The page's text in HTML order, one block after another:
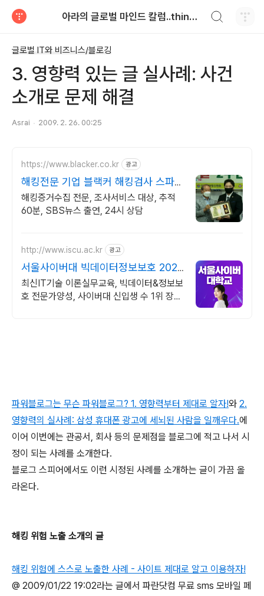
아라의 글로벌 마인드 칼럼..think globally
글로벌 IT와 비즈니스/블로깅
3. 영향력 있는 글 실사례: 사건
소개로 문제 해결
Asrai 2009. 2. 26. 00:25
https://www.blacker.co.kr 광고
해킹전문 기업 블랙커 해킹검사 스파이
앱 탐지 전문
해킹증거수집 전문, 조사서비스 대상, 추적
60분, SBS뉴스 출연, 24시 상담
http://www.iscu.ac.kr 광고
서울사이버대 빅데이터정보보호 2026
가을학기 신편입생
최신IT기술 이론실무교육, 빅데이터&정보보
호 전문가양성, 사이버대 신입생 수 1위 장학
파워블로그는 무슨 파워블로그? 1. 영향력부터 제대로 알자!와 2.
영향력의 실사례: 삼성 휴대폰 광고에 세뇌된 사람을 일깨우다.에
이어 이번에는 관공서, 회사 등의 문제점을 블로그에 적고 나서 시
정이 되는 사례를 소개한다.
블로그 스피어에서도 이런 시정된 사례를 소개하는 글이 가끔 올
라온다.
해킹 위험 노출 소개의 글
해킹 위험에 스스로 노출한 사례 - 사이트 제대로 알고 이용하자!
@ 2009/01/22 19:02라는 글에서 파란닷컴 무료 sms 모바일 페